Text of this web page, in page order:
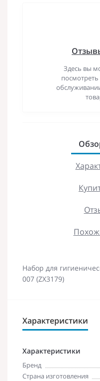
Здесь вы
Набор для
007 (ZX3179)
Характеристики
Характеристики
Бренд
Страна изготовления